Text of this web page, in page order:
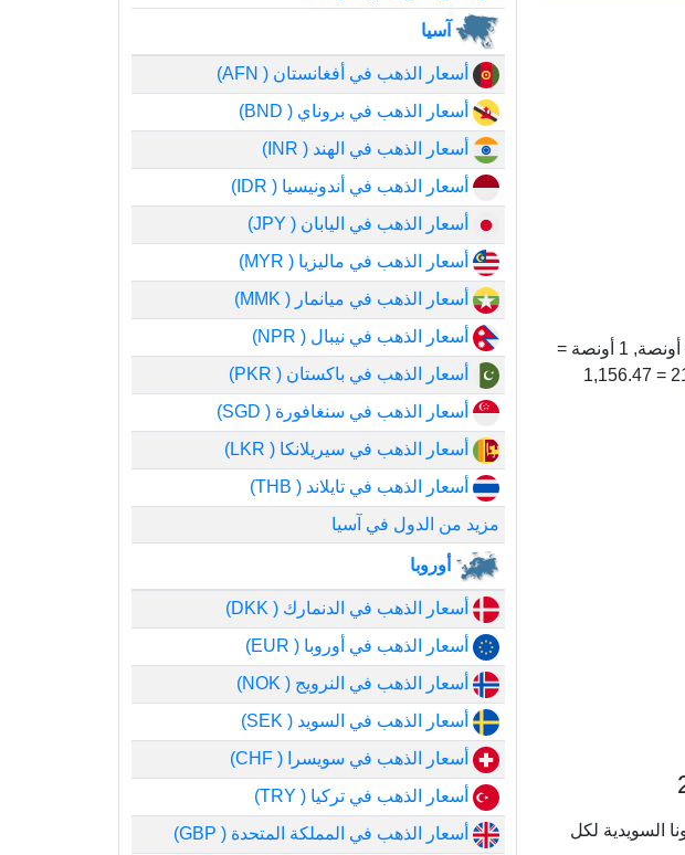
غرام عيار 21 وحده لوزن الذهب المستخدم في صناعة المجوهرات في السويد. 1 غرام= 0.03215 أونصة, 1 أونصة =
31.104199066874 غرام. اليوم, السبت 08 أغسطس 2026 في السويد, 1 غرام من الذهب عيار 21 = 1,156.47
بالكرونا السويدية لكل
آسيا
أسعار الذهب في أفغانستان ( AFN)
أسعار الذهب في بروناي ( BND)
أسعار الذهب في الهند ( INR)
أسعار الذهب في أندونيسيا ( IDR)
أسعار الذهب في اليابان ( JPY)
أسعار الذهب في ماليزيا ( MYR)
أسعار الذهب في ميانمار ( MMK)
أسعار الذهب في نيبال ( NPR)
أسعار الذهب في باكستان ( PKR)
أسعار الذهب في سنغافورة ( SGD)
أسعار الذهب في سيريلانكا ( LKR)
أسعار الذهب في تايلاند ( THB)
مزيد من الدول في آسيا
أوروبا
أسعار الذهب في الدنمارك ( DKK)
أسعار الذهب في أوروبا ( EUR)
أسعار الذهب في النرويج ( NOK)
أسعار الذهب في السويد ( SEK)
أسعار الذهب في سويسرا ( CHF)
أسعار الذهب في تركيا ( TRY)
أسعار الذهب في المملكة المتحدة ( GBP)